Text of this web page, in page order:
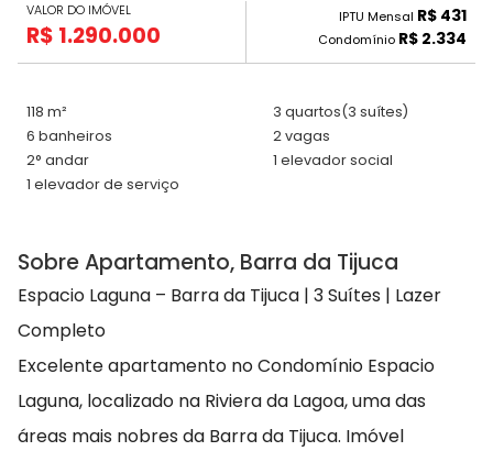
VALOR DO IMÓVEL
R$ 1.290.000
IPTU Mensal R$ 431
Condomínio R$ 2.334
118 m² 3 quartos(3 suítes)
6 banheiros
2 vagas
2° andar
1 elevador social
1 elevador de serviço
Sobre Apartamento, Barra da Tijuca
Espacio Laguna – Barra da Tijuca | 3 Suítes | Lazer
Completo
Excelente apartamento no Condomínio Espacio
Laguna, localizado na Riviera da Lagoa, uma das
áreas mais nobres da Barra da Tijuca. Imóvel